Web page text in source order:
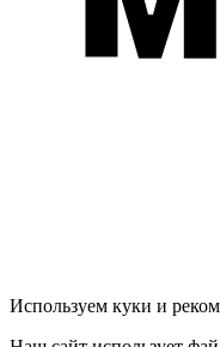
Используем куки и